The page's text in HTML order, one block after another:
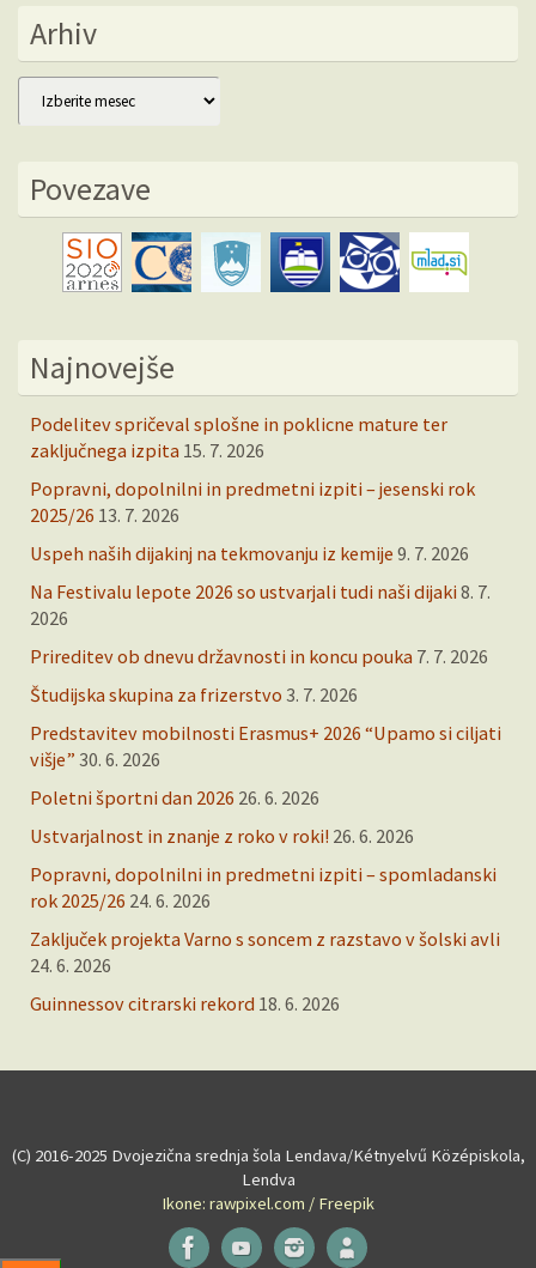
Arhiv
Arhiv
Povezave
Najnovejše
Podelitev spričeval splošne in poklicne mature ter
zaključnega izpita 15. 7. 2026
Popravni, dopolnilni in predmetni izpiti – jesenski rok
2025/26 13. 7. 2026
Uspeh naših dijakinj na tekmovanju iz kemije 9. 7. 2026
Na Festivalu lepote 2026 so ustvarjali tudi naši dijaki 8. 7.
2026
Prireditev ob dnevu državnosti in koncu pouka 7. 7. 2026
Študijska skupina za frizerstvo 3. 7. 2026
Predstavitev mobilnosti Erasmus+ 2026 “Upamo si ciljati
višje” 30. 6. 2026
Poletni športni dan 2026 26. 6. 2026
Ustvarjalnost in znanje z roko v roki! 26. 6. 2026
Popravni, dopolnilni in predmetni izpiti – spomladanski
rok 2025/26 24. 6. 2026
Zaključek projekta Varno s soncem z razstavo v šolski avli
24. 6. 2026
Guinnessov citrarski rekord 18. 6. 2026
(C) 2016-2025 Dvojezična srednja šola Lendava/Kétnyelvű Középiskola,
Lendva
Ikone: rawpixel.com / Freepik